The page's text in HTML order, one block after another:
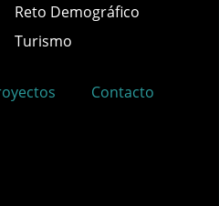
Reto Demográfico
Turismo
Contacto